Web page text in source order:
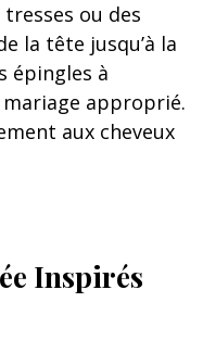
ou des
la tête jusqu’à la
épingles à
mariage approprié.
aux cheveux
Inspirés